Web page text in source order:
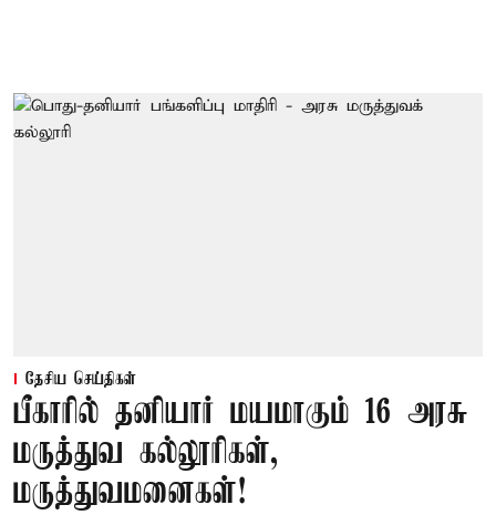
தேசிய செய்திகள்
பீகாரில் தனியார் மயமாகும் 16 அரசு
மருத்துவ கல்லூரிகள்,
மருத்துவமனைகள்!